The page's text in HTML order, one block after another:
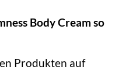
Body Cream so
Produkten auf